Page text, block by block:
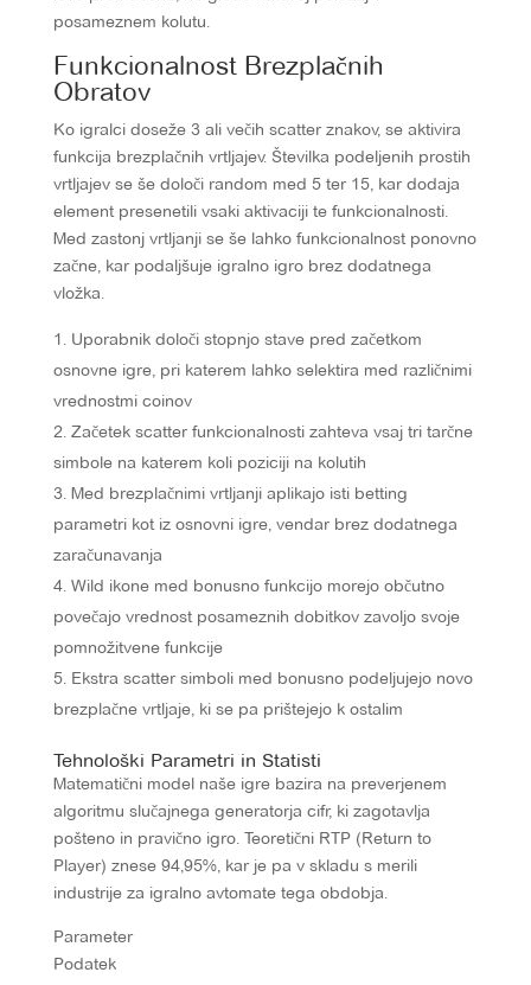
posameznem kolutu.
Funkcionalnost Brezplačnih
Obratov
Ko igralci doseže 3 ali večih scatter znakov, se aktivira
funkcija brezplačnih vrtljajev. Številka podeljenih prostih
vrtljajev se še določi random med 5 ter 15, kar dodaja
element presenetili vsaki aktivaciji te funkcionalnosti.
Med zastonj vrtljanji se še lahko funkcionalnost ponovno
začne, kar podaljšuje igralno igro brez dodatnega
vložka.
Uporabnik določi stopnjo stave pred začetkom
osnovne igre, pri katerem lahko selektira med različnimi
vrednostmi coinov
Začetek scatter funkcionalnosti zahteva vsaj tri tarčne
simbole na katerem koli poziciji na kolutih
Med brezplačnimi vrtljanji aplikajo isti betting
parametri kot iz osnovni igre, vendar brez dodatnega
zaračunavanja
Wild ikone med bonusno funkcijo morejo občutno
povečajo vrednost posameznih dobitkov zavoljo svoje
pomnožitvene funkcije
Ekstra scatter simboli med bonusno podeljujejo novo
brezplačne vrtljaje, ki se pa prištejejo k ostalim
Tehnološki Parametri in Statisti
Matematični model naše igre bazira na preverjenem
algoritmu slučajnega generatorja cifr, ki zagotavlja
pošteno in pravično igro. Teoretični RTP (Return to
Player) znese 94,95%, kar je pa v skladu s merili
industrije za igralno avtomate tega obdobja.
Parameter
Podatek